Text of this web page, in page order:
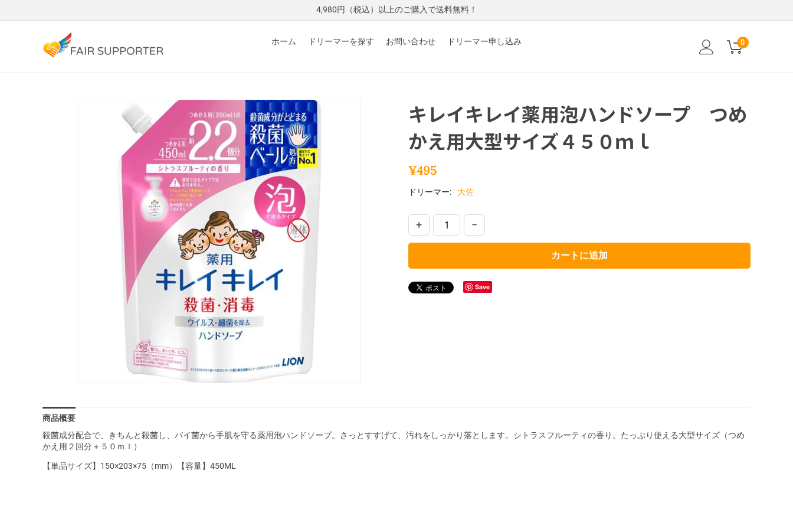
4,980円（税込）以上のご購入で送料無料！
ホーム ドリーマーを探す お問い合わせ ドリーマー申し込み 0
キレイキレイ薬用泡ハンドソープ つめ
かえ用大型サイズ４５０ｍｌ
¥495
ドリーマー: 大佐
+ −
カートに追加
Save
商品概要
殺菌成分配合で、きちんと殺菌し、バイ菌から手肌を守る薬用泡ハンドソープ。さっとすすげて、汚れをしっかり落とします。シトラスフルーティの香り。たっぷり使える大型サイズ（つめ
かえ用２回分＋５０ｍｌ）
【単品サイズ】150×203×75（mm）【容量】450ML